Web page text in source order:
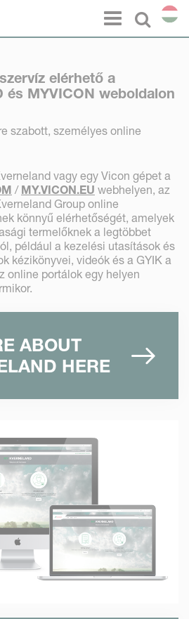
Select
Menu
elérhető a
és MYVICON weboldalon
szabott, személyes online
vagy egy Vicon gépet a
/ MY.VICON.EU webhelyen, az
Group online
könnyű elérhetőségét, amelyek
termelőknek a legtöbbet
például a kezelési utasítások és
kézikönyvei, videók és a GYIK a
online portálok egy helyen
ABOUT
HERE